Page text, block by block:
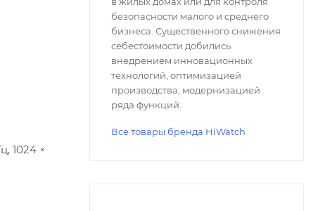
1024 ×
безопасности малого и среднего
бизнеса. Существенного снижения
себестоимости добились
внедрением инновационных
технологий, оптимизацией
производства, модернизацией
ряда функций.
Все товары бренда HiWatch